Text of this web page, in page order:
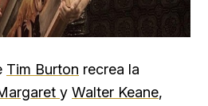
Tim Burton recrea la
y Walter Keane,